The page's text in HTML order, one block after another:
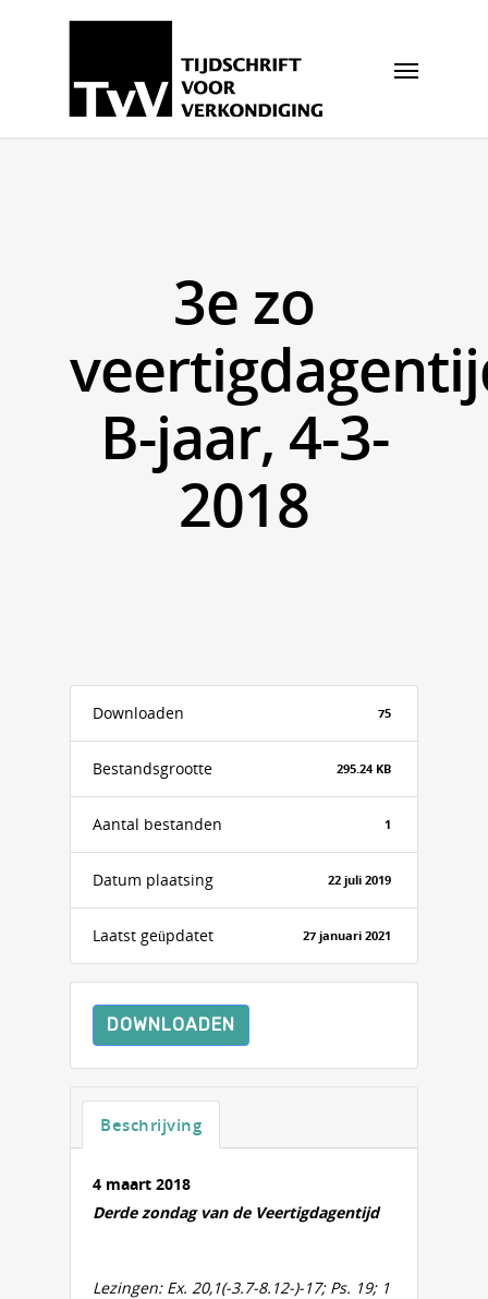
3e zo
B-jaar, 4-3-
2018
Downloaden 75
Bestandsgrootte 295.24 KB
Aantal bestanden 1
Datum plaatsing 22 juli 2019
Laatst geüpdatet 27 januari 2021
DOWNLOADEN
Beschrijving
4 maart 2018
Derde zondag van de Veertigdagentijd
Lezingen: Ex. 20,1(-3.7-8.12-)-17; Ps. 19; 1